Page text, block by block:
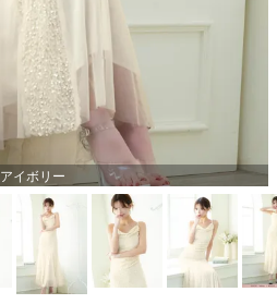
アイボリー